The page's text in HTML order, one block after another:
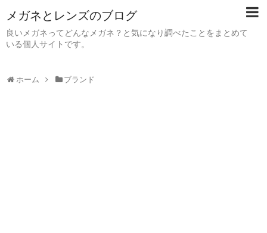
メガネとレンズのブログ
良いメガネってどんなメガネ？と気になり調べたことをまとめて
いる個人サイトです。
ホーム ブランド